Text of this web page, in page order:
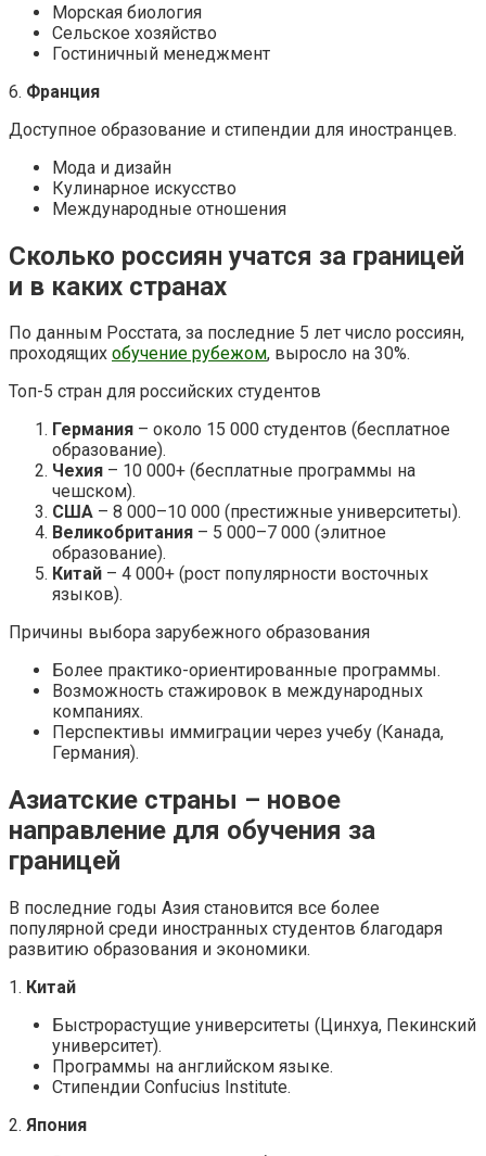
Морская биология
Сельское хозяйство
Гостиничный менеджмент
6. Франция
Доступное образование и стипендии для иностранцев.
Мода и дизайн
Кулинарное искусство
Международные отношения
Сколько россиян учатся за границей
и в каких странах
По данным Росстата, за последние 5 лет число россиян,
проходящих обучение рубежом, выросло на 30%.
Топ-5 стран для российских студентов
Германия – около 15 000 студентов (бесплатное
образование).
Чехия – 10 000+ (бесплатные программы на
чешском).
США – 8 000–10 000 (престижные университеты).
Великобритания – 5 000–7 000 (элитное
образование).
Китай – 4 000+ (рост популярности восточных
языков).
Причины выбора зарубежного образования
Более практико-ориентированные программы.
Возможность стажировок в международных
компаниях.
Перспективы иммиграции через учебу (Канада,
Германия).
Азиатские страны – новое
направление для обучения за
границей
В последние годы Азия становится все более
популярной среди иностранных студентов благодаря
развитию образования и экономики.
1. Китай
Быстрорастущие университеты (Цинхуа, Пекинский
университет).
Программы на английском языке.
Стипендии Confucius Institute.
2. Япония